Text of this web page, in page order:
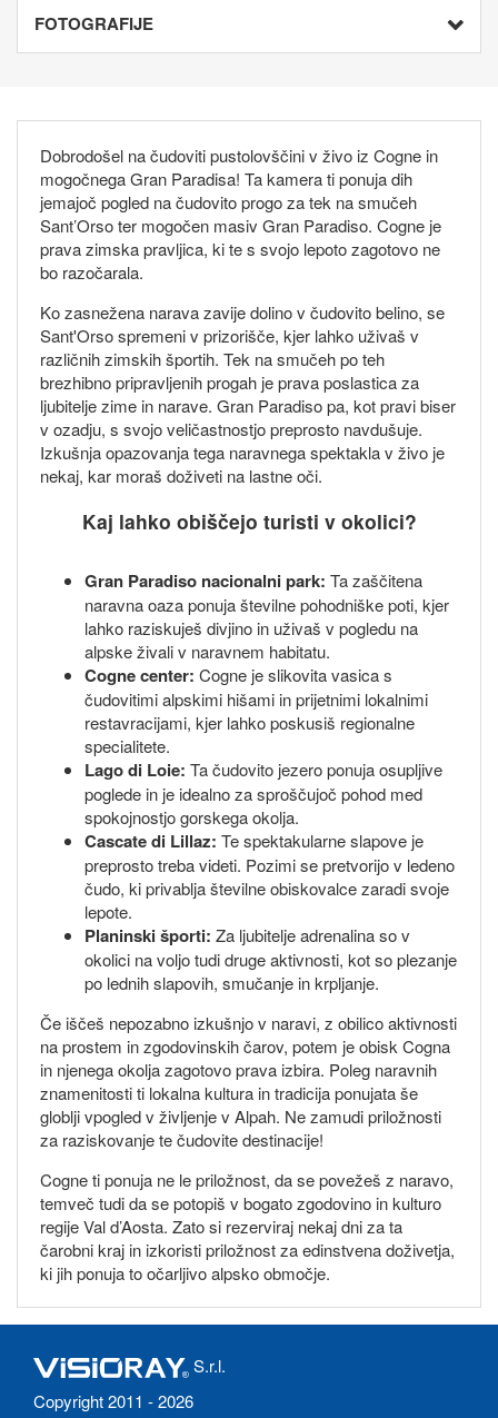
FOTOGRAFIJE
Dobrodošel na čudoviti pustolovščini v živo iz Cogne in
mogočnega Gran Paradisa! Ta kamera ti ponuja dih
jemajoč pogled na čudovito progo za tek na smučeh
Sant’Orso ter mogočen masiv Gran Paradiso. Cogne je
prava zimska pravljica, ki te s svojo lepoto zagotovo ne
bo razočarala.
Ko zasnežena narava zavije dolino v čudovito belino, se
Sant'Orso spremeni v prizorišče, kjer lahko uživaš v
različnih zimskih športih. Tek na smučeh po teh
brezhibno pripravljenih progah je prava poslastica za
ljubitelje zime in narave. Gran Paradiso pa, kot pravi biser
v ozadju, s svojo veličastnostjo preprosto navdušuje.
Izkušnja opazovanja tega naravnega spektakla v živo je
nekaj, kar moraš doživeti na lastne oči.
Kaj lahko obiščejo turisti v okolici?
Gran Paradiso nacionalni park: Ta zaščitena
naravna oaza ponuja številne pohodniške poti, kjer
lahko raziskuješ divjino in uživaš v pogledu na
alpske živali v naravnem habitatu.
Cogne center: Cogne je slikovita vasica s
čudovitimi alpskimi hišami in prijetnimi lokalnimi
restavracijami, kjer lahko poskusiš regionalne
specialitete.
Lago di Loie: Ta čudovito jezero ponuja osupljive
poglede in je idealno za sproščujoč pohod med
spokojnostjo gorskega okolja.
Cascate di Lillaz: Te spektakularne slapove je
preprosto treba videti. Pozimi se pretvorijo v ledeno
čudo, ki privablja številne obiskovalce zaradi svoje
lepote.
Planinski športi: Za ljubitelje adrenalina so v
okolici na voljo tudi druge aktivnosti, kot so plezanje
po lednih slapovih, smučanje in krpljanje.
Če iščeš nepozabno izkušnjo v naravi, z obilico aktivnosti
na prostem in zgodovinskih čarov, potem je obisk Cogna
in njenega okolja zagotovo prava izbira. Poleg naravnih
znamenitosti ti lokalna kultura in tradicija ponujata še
globlji vpogled v življenje v Alpah. Ne zamudi priložnosti
za raziskovanje te čudovite destinacije!
Cogne ti ponuja ne le priložnost, da se povežeš z naravo,
temveč tudi da se potopiš v bogato zgodovino in kulturo
regije Val d’Aosta. Zato si rezerviraj nekaj dni za ta
čarobni kraj in izkoristi priložnost za edinstvena doživetja,
ki jih ponuja to očarljivo alpsko območje.
S.r.l.
Copyright 2011 - 2026